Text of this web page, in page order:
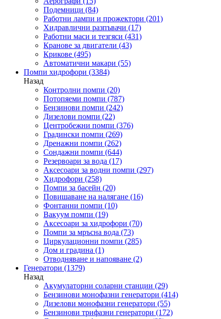
Подемници (84)
Работни лампи и прожектори (201)
Хидравлични разпъвачи (17)
Работни маси и тезгяси (431)
Кранове за двигатели (43)
Крикове (495)
Автоматични макари (55)
Помпи хидрофори (3384)
Назад
Контролни помпи (20)
Потопяеми помпи (787)
Бензинови помпи (242)
Дизелови помпи (22)
Центробежни помпи (376)
Градински помпи (269)
Дренажни помпи (262)
Сондажни помпи (644)
Резервоари за вода (17)
Аксесоари за водни помпи (297)
Хидрофори (258)
Помпи за басейн (20)
Повишаване на налягане (16)
Фонтанни помпи (10)
Вакуум помпи (19)
Аксесоари за хидрофори (70)
Помпи за мръсна вода (73)
Циркулационни помпи (285)
Дом и градина (1)
Отводняване и напояване (2)
Генератори (1379)
Назад
Акумулаторни соларни станции (29)
Бензинови монофазни генератори (414)
Дизелови монофазни генератори (55)
Бензинови трифазни генератори (172)